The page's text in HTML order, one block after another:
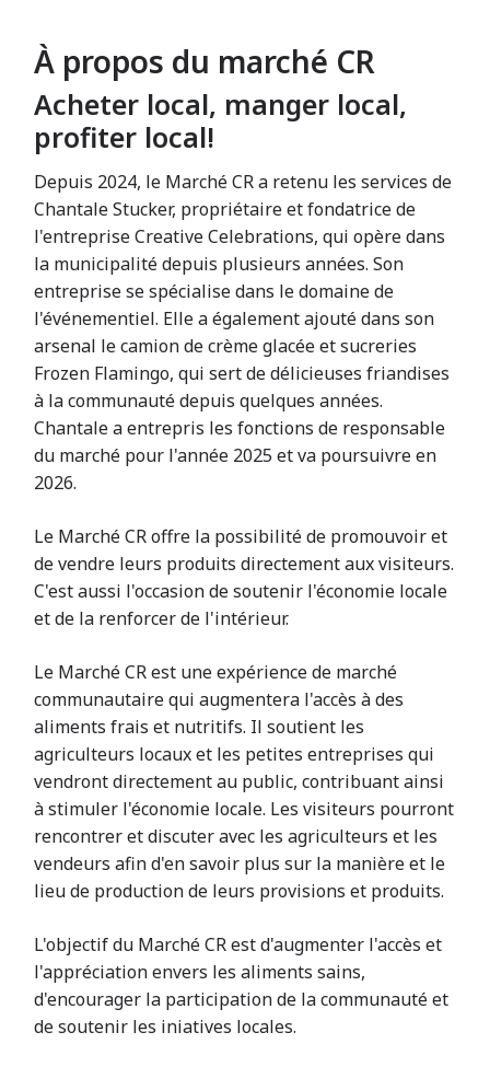
À propos du marché CR
Acheter local, manger local,
profiter local!
Depuis 2024, le Marché CR a retenu les services de
Chantale Stucker, propriétaire et fondatrice de
l'entreprise Creative Celebrations, qui opère dans
la municipalité depuis plusieurs années. Son
entreprise se spécialise dans le domaine de
l'événementiel. Elle a également ajouté dans son
arsenal le camion de crème glacée et sucreries
Frozen Flamingo, qui sert de délicieuses friandises
à la communauté depuis quelques années.
Chantale a entrepris les fonctions de responsable
du marché pour l'année 2025 et va poursuivre en
2026.
Le Marché CR offre la possibilité de promouvoir et
de vendre leurs produits directement aux visiteurs.
C'est aussi l'occasion de soutenir l'économie locale
et de la renforcer de l'intérieur.
Le Marché CR est une expérience de marché
communautaire qui augmentera l'accès à des
aliments frais et nutritifs. Il soutient les
agriculteurs locaux et les petites entreprises qui
vendront directement au public, contribuant ainsi
à stimuler l'économie locale. Les visiteurs pourront
rencontrer et discuter avec les agriculteurs et les
vendeurs afin d'en savoir plus sur la manière et le
lieu de production de leurs provisions et produits.
L'objectif du Marché CR est d'augmenter l'accès et
l'appréciation envers les aliments sains,
d'encourager la participation de la communauté et
de soutenir les iniatives locales.